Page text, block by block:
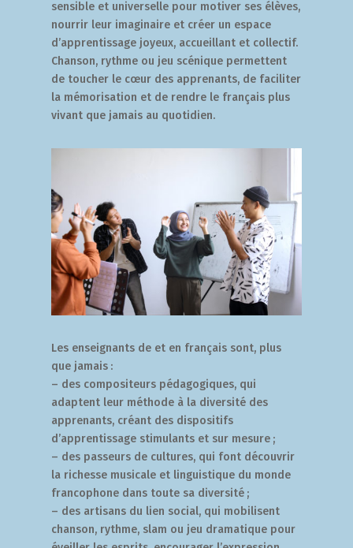
sensible et universelle pour motiver ses élèves,
nourrir leur imaginaire et créer un espace
d’apprentissage joyeux, accueillant et collectif.
Chanson, rythme ou jeu scénique permettent
de toucher le cœur des apprenants, de faciliter
la mémorisation et de rendre le français plus
vivant que jamais au quotidien.
Les enseignants de et en français sont, plus
que jamais :
– des compositeurs pédagogiques, qui
adaptent leur méthode à la diversité des
apprenants, créant des dispositifs
d’apprentissage stimulants et sur mesure ;
– des passeurs de cultures, qui font découvrir
la richesse musicale et linguistique du monde
francophone dans toute sa diversité ;
– des artisans du lien social, qui mobilisent
chanson, rythme, slam ou jeu dramatique pour